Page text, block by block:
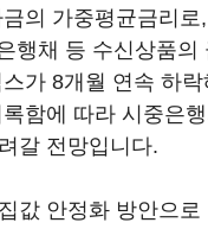
의 가중평균금리
행채 등 수신상품의
가 8개월 연속 하락
함에 따라 시중은
갈 전망입니다.
값 안정화 방안으